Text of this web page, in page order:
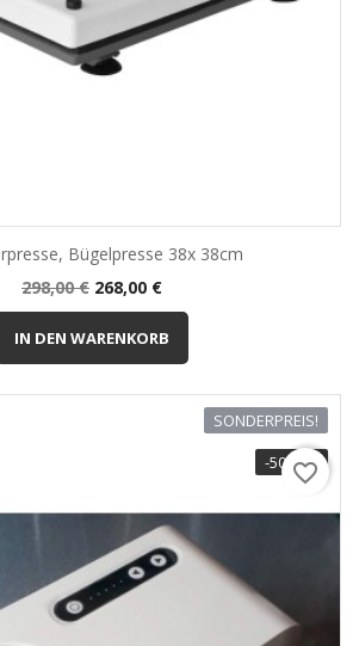
Bügelpresse 38x 38cm
Normalpreis
298,00 € Preis
268,00 €
IN DEN WARENKORB
SONDERPREIS!
-50,00 €
favorite_border